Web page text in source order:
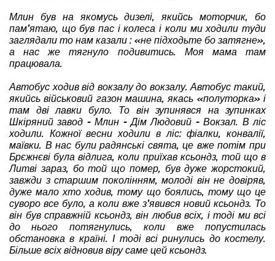
Млин був на якомусь дизелі, якийсь моторчик, бо
пам’ятаю, що був пас і колеса і коли ми ходили туди
заглядали то нам казали : «не підходьте бо затягне»,
а нас же тягнуло подивитись. Моя мама там
працювала.
Автобус ходив від вокзалу до вокзалу. Автобус такий,
якийсь військовий газон машина, якась «полуторка» і
там дві лавки було. То він зупинявся на зупинках
Шкіряний завод - Млин - Дім Людовий - Вокзал. В ліс
ходили. Кожної весни ходили в ліс: фіалки, конвалії,
маївки. В нас були радянські свята, це вже потім при
Брєжнєві була відлига, коли приїхав ксьондз, той що в
Литві зараз, бо той що помер, був дуже жорстокий,
завжди з старшим поколінням, молоді він не довіряв,
дуже мало хто ходив, тому що боялись, тому що це
суворо все було, а коли вже з’явився новий ксьондз. То
він був справжній ксьондз, він любив всіх, і тоді ми всі
до нього потягнулись, коли вже попустилась
обстановка в країні. І тоді всі ринулись до костелу.
Більше всіх відновив віру саме цей ксьондз.